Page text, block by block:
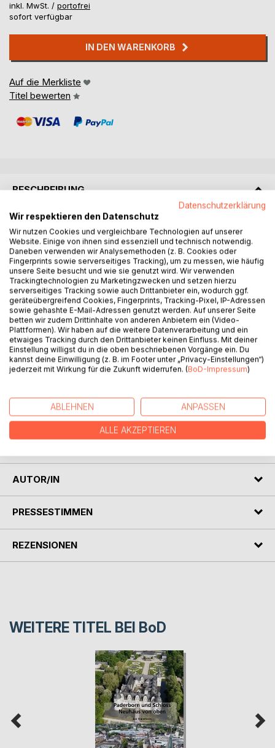
inkl. MwSt. / portofrei
sofort verfügbar
IN DEN WARENKORB
Auf die Merkliste
Titel bewerten
BESCHREIBUNG
Ein Ultramarathon über einen Pass von 5370 Meter, das ist
die Khardung La Challenge in Ladakh. Der im wahrsten
Sinne atemberaubende Laufwettkampf im indischen
Himalaya gilt als eines der härtesten Ausdauerrennen
überhaupt. Konrad Smolinski ist einer der wenigen
europäischen Läufer, der diese sportliche Grenzerfahrung
bisher erfolgreich meisterte. Eindrücklich und gleichzeitig
unterhaltsam schildert er seine Erfahrungen von einem
außergewöhnlichen Reiseabenteuer, der speziellen
Vorbereitung in der Höhe sowie seinen mentalen
Erfolgsstrategien zur Bewältigung der enormen physischen
und psychischen Belastung während des Rennens. Das
viel Ursprüngliches bewahrt hat. Ein beeindruckender
Erlebnisbericht weit über den sportlichen Fokus hinaus. Und
zugleich eine inspirierende Flucht aus dem Alltag, die nicht
AUTOR/IN
PRESSESTIMMEN
REZENSIONEN
WEITERE TITEL BEI BoD
Datenschutzerklärung
Wir respektieren den Datenschutz
Wir nutzen Cookies und vergleichbare Technologien auf unserer
Website. Einige von ihnen sind essenziell und technisch notwendig.
Daneben verwenden wir Analysemethoden (z. B. Cookies oder
Fingerprints sowie serverseitiges Tracking), um zu messen, wie häufig
unsere Seite besucht und wie sie genutzt wird. Wir verwenden
Trackingtechnologien zu Marketingzwecken und setzen hierzu
serverseitiges Tracking sowie auch Drittanbieter ein, wodurch ggf.
geräteübergreifend Cookies, Fingerprints, Tracking-Pixel, IP-Adressen
sowie gehashte E-Mail-Adressen genutzt werden. Auf unserer Seite
betten wir zudem Drittinhalte von anderen Anbietern ein (Video-
Plattformen). Wir haben auf die weitere Datenverarbeitung und ein
etwaiges Tracking durch den Drittanbieter keinen Einfluss. Mit deiner
Einstellung willigst du in die oben beschriebenen Vorgänge ein. Du
kannst deine Einwilligung (z. B. im Footer unter „Privacy-Einstellungen“)
jederzeit mit Wirkung für die Zukunft widerrufen. (BoD-Impressum)
ABLEHNEN ANPASSEN
ALLE AKZEPTIEREN